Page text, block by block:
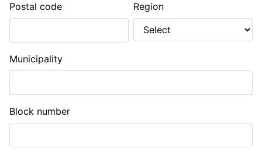
Postal code Region
Municipality
Block number